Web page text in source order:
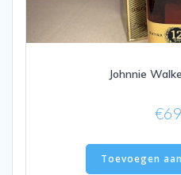
Johnnie
€
Toevoegen